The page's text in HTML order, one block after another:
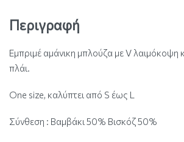
Περιγραφή
Εμπριμέ αμάνικη μπλούζα με V λαιμόκοψη
πλάι.
One size, καλύπτει από S έως L
Σύνθεση : Βαμβάκι 50% Βισκόζ 50%